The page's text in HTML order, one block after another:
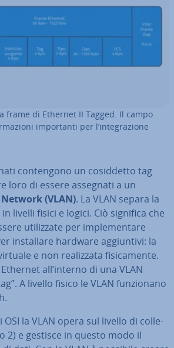
frame di Ethernet II Tagged. Il campo
im­por­tan­ti per l’in­te­gra­zio­ne
con­ten­go­no un co­sid­det­to tag
loro di essere assegnati a un
Network(VLAN). La VLAN separa la
livelli fisici e logici. Ciò significa che
uti­liz­za­te per im­ple­men­ta­re
in­stal­la­re hardware ag­giun­ti­vi: la
e non rea­liz­za­ta fi­si­ca­men­te.
all’interno di una VLAN
A livello fisico le VLAN fun­zio­na­no
la VLAN opera sul livello di col­le­
2) e gestisce in questo modo il